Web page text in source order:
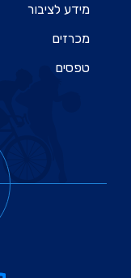
מידע לציבור
מכרזים
טפסים